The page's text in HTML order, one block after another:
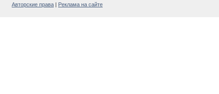
Авторские права Реклама на сайте